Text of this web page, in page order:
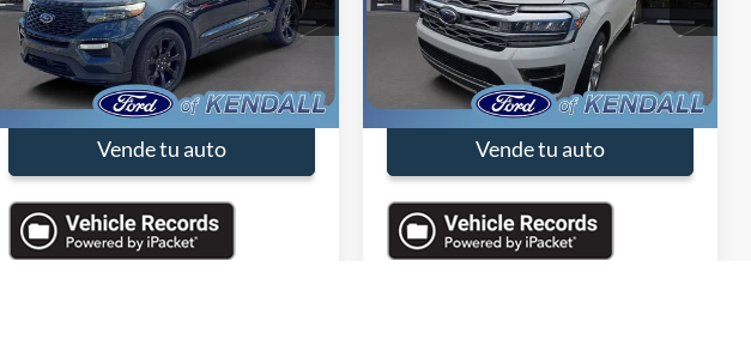
Valores:PGA66661AModelo:K7K
Available 27,975 mi Ext.
Precio de Venta:
$36,990
Descuentos
Precio con Descuento:
$32,990
Vende tu auto
Valores:REA44972Modelo:U1M
Available 23,040 mi
Precio de Venta:
$69,990
Descuentos
Precio con Descuento:
$64,990
Vende tu auto